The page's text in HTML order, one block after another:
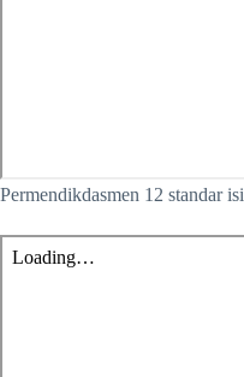
Permendikdasmen 12 standar isi